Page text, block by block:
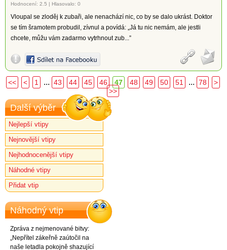
Hodnocení: 2.5 | Hlasovalo: 0
Vloupal se zloděj k zubaři, ale nenachází nic, co by se dalo ukrást. Doktor
se tím šramotem probudil, zívnul a povídá: „Já tu nic nemám, ale jestli
chcete, můžu vám zadarmo vytrhnout zub...”
<< < 1 ... 43 44 45 46 47 48 49 50 51 ... 78
>
>>
Další výběr
Nejlepší vtipy
Nejnovější vtipy
Nejhodnocenější vtipy
Náhodné vtipy
Přidat vtip
Náhodný vtip
Zpráva z nejmenované bitvy:
„Nepřítel zákeřně zaútočil na
naše letadla pokojně shazující